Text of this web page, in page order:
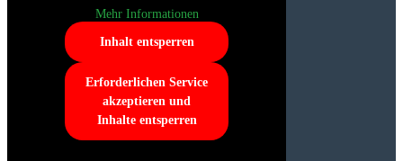
Mehr Informationen
Inhalt entsperren
Erforderlichen Service
akzeptieren und
Inhalte entsperren